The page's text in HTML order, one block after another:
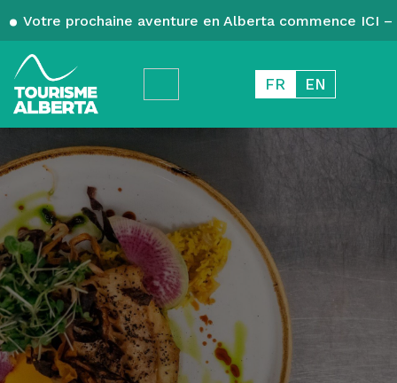
Votre prochaine aventure en Alberta commence ICI
FR EN